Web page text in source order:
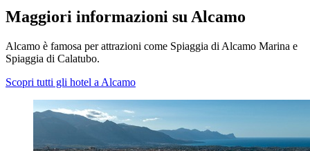
Maggiori informazioni su Alcamo
Alcamo è famosa per attrazioni come Spiaggia di Alcamo Marina e
Spiaggia di Calatubo.
Scopri tutti gli hotel a Alcamo